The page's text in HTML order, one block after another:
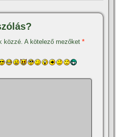
közzé. A kötelező mezőket*